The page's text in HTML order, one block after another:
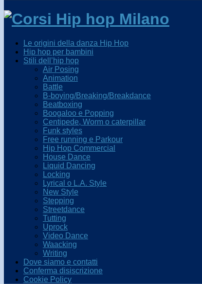
Le origini della danza Hip Hop
Hip hop per bambini
Stili dell’hip hop
Air Posing
Animation
Battle
B-boying/Breaking/Breakdance
Beatboxing
Boogaloo e Popping
Centipede, Worm o caterpillar
Funk styles
Free running e Parkour
Hip Hop Commercial
House Dance
Liquid Dancing
Locking
Lyrical o L.A. Style
New Style
Stepping
Streetdance
Tutting
Uprock
Video Dance
Waacking
Writing
Dove siamo e contatti
Conferma disiscrizione
Cookie Policy